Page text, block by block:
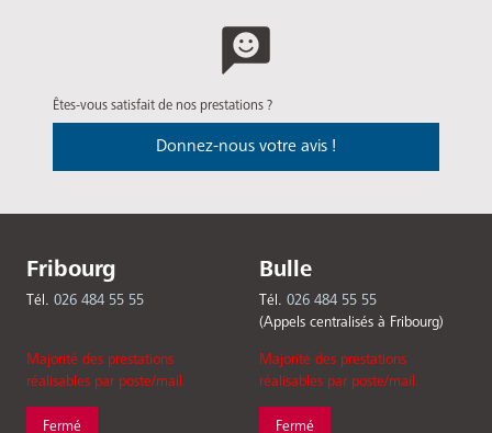
Êtes-vous satisfait de nos prestations ?
Donnez-nous votre avis !
Fribourg
Tél. 026 484 55 55
Majorité des prestations
réalisables par poste/mail.
Fermé
Bulle
Tél. 026 484 55 55
(Appels centralisés à Fribourg)
Majorité des prestations
réalisables par poste/mail.
Fermé